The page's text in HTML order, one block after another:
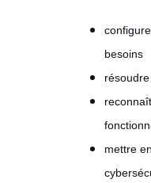
besoins
mettre